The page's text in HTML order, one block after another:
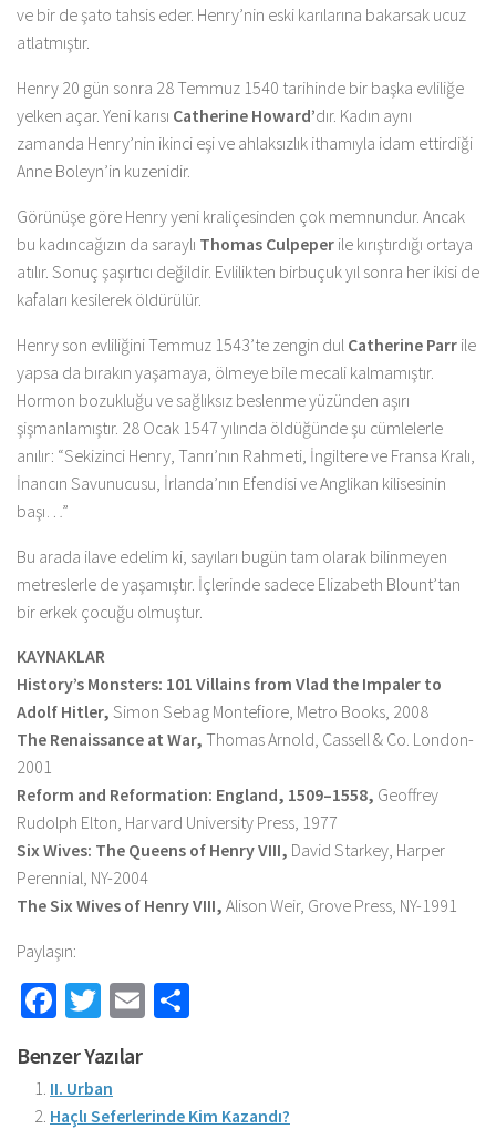
ve bir de şato tahsis eder. Henry’nin eski karılarına bakarsak ucuz
atlatmıştır.
Henry 20 gün sonra 28 Temmuz 1540 tarihinde bir başka evliliğe
yelken açar. Yeni karısı Catherine Howard’dır. Kadın aynı
zamanda Henry’nin ikinci eşi ve ahlaksızlık ithamıyla idam ettirdiği
Anne Boleyn’in kuzenidir.
Görünüşe göre Henry yeni kraliçesinden çok memnundur. Ancak
bu kadıncağızın da saraylı Thomas Culpeper ile kırıştırdığı ortaya
atılır. Sonuç şaşırtıcı değildir. Evlilikten birbuçuk yıl sonra her ikisi de
kafaları kesilerek öldürülür.
Henry son evliliğini Temmuz 1543’te zengin dul Catherine Parr ile
yapsa da bırakın yaşamaya, ölmeye bile mecali kalmamıştır.
Hormon bozukluğu ve sağlıksız beslenme yüzünden aşırı
şişmanlamıştır. 28 Ocak 1547 yılında öldüğünde şu cümlelerle
anılır: “Sekizinci Henry, Tanrı’nın Rahmeti, İngiltere ve Fransa Kralı,
İnancın Savunucusu, İrlanda’nın Efendisi ve Anglikan kilisesinin
başı…”
Bu arada ilave edelim ki, sayıları bugün tam olarak bilinmeyen
metreslerle de yaşamıştır. İçlerinde sadece Elizabeth Blount’tan
bir erkek çocuğu olmuştur.
KAYNAKLAR
History’s Monsters: 101 Villains from Vlad the Impaler to
Adolf Hitler, Simon Sebag Montefiore, Metro Books, 2008
The Renaissance at War, Thomas Arnold, Cassell & Co. London-
2001
Reform and Reformation: England, 1509–1558, Geoffrey
Rudolph Elton, Harvard University Press, 1977
Six Wives: The Queens of Henry VIII, David Starkey, Harper
Perennial, NY-2004
The Six Wives of Henry VIII, Alison Weir, Grove Press, NY-1991
Paylaşın:
Facebook
Twitter
Email
Benzer Yazılar
II. Urban
Haçlı Seferlerinde Kim Kazandı?